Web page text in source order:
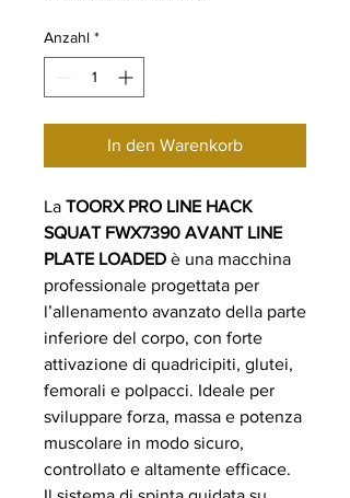
Anzahl *
In den Warenkorb
La TOORX PRO LINE HACK
SQUAT FWX7390 AVANT LINE
PLATE LOADED è una macchina
professionale progettata per
l’allenamento avanzato della parte
inferiore del corpo, con forte
attivazione di quadricipiti, glutei,
femorali e polpacci. Ideale per
sviluppare forza, massa e potenza
muscolare in modo sicuro,
controllato e altamente efficace.